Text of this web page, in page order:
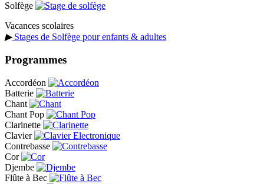
Solfège
Vacances scolaires
▶Stages de Solfège pour enfants & adultes
Programmes
Accordéon
Batterie
Chant
Chant Pop
Clarinette
Clavier
Contrebasse
Cor
Djembe
Flûte à Bec